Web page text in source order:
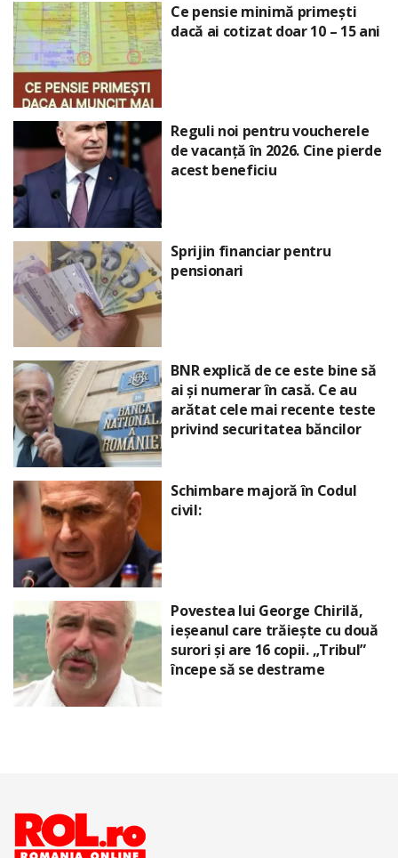
Ce pensie minimă primești
dacă ai cotizat doar 10 – 15 ani
Reguli noi pentru voucherele
de vacanță în 2026. Cine pierde
acest beneficiu
Sprijin financiar pentru
pensionari
BNR explică de ce este bine să
ai și numerar în casă. Ce au
arătat cele mai recente teste
privind securitatea băncilor
Schimbare majoră în Codul
civil:
Povestea lui George Chirilă,
ieșeanul care trăiește cu două
surori și are 16 copii. „Tribul”
începe să se destrame